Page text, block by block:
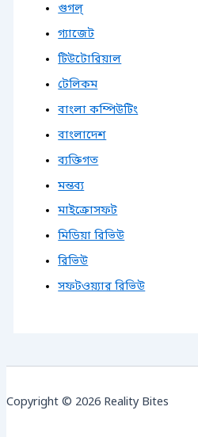
গুগল্
গ্যাজেট
টিউটোরিয়াল
টেলিকম
বাংলা কম্পিউটিং
বাংলাদেশ
ব্যক্তিগত
মন্তব্য
মাইক্রোসফট
মিডিয়া রিভিউ
রিভিউ
সফটওয়্যার রিভিউ
Copyright © 2026 Reality Bites